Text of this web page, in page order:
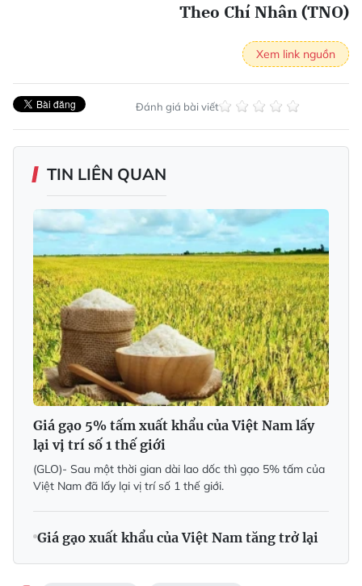
Theo Chí Nhân (TNO)
Xem link nguồn
Đánh giá bài viết
TIN LIÊN QUAN
Giá gạo 5% tấm xuất khẩu của Việt Nam lấy
lại vị trí số 1 thế giới
(GLO)- Sau một thời gian dài lao dốc thì gạo 5% tấm của
Việt Nam đã lấy lại vị trí số 1 thế giới.
Giá gạo xuất khẩu của Việt Nam tăng trở lại